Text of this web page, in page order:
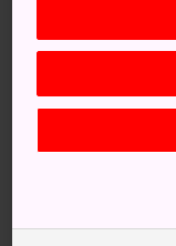
無論對於初學者還
堂般的海灘歡度
交通方式
可搭乘渡輪到達